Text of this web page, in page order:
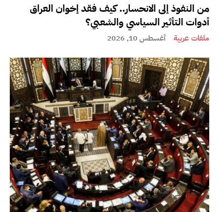
من النفوذ إلى الانحسار.. كيف فقد إخوان العراق
أدوات التأثير السياسي والشعبي؟
ملفات عربية أغسطس 10, 2026